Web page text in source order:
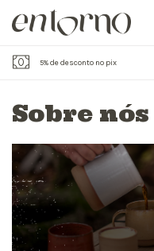
5% de desconto no pix
Sobre nós